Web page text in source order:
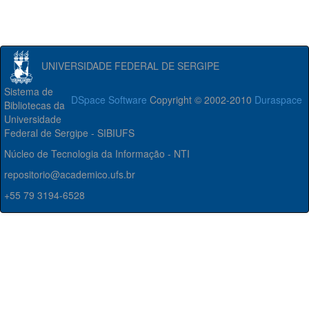
UNIVERSIDADE FEDERAL DE SERGIPE
DSpace Software Copyright © 2002-2010 Duraspace
Sistema de
Bibliotecas da
Universidade
Federal de Sergipe - SIBIUFS
Núcleo de Tecnologia da Informação - NTI
repositorio@academico.ufs.br
+55 79 3194-6528